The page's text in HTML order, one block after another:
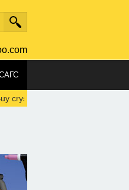
Buy GBL, Cocaine,